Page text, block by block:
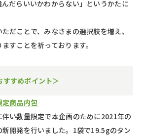
だらいいかわからない」というかたに
だことで、みなさまの選択肢を増え、
すことを祈っております。
すすめポイント＞
商品内包
い数量限定で本企画のために2021年の
開発を行いました。1袋で19.5gのタン